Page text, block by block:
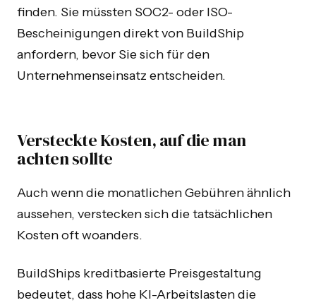
finden. Sie müssten SOC2- oder ISO-
Bescheinigungen direkt von BuildShip
anfordern, bevor Sie sich für den
Unternehmenseinsatz entscheiden.
Versteckte Kosten, auf die man
achten sollte
Auch wenn die monatlichen Gebühren ähnlich
aussehen, verstecken sich die tatsächlichen
Kosten oft woanders.
BuildShips kreditbasierte Preisgestaltung
bedeutet, dass hohe KI-Arbeitslasten die